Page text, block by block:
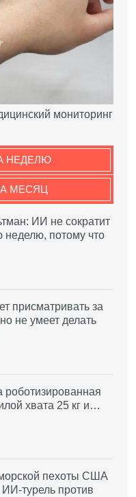
мониторинг
НЕДЕЛЮ
МЕСЯЦ
ИИ не сократит
неделю, потому что
присматривать за
не умеет делать
роботизированная
хвата 25 кг и…
пехоты США
ИИ-турель против